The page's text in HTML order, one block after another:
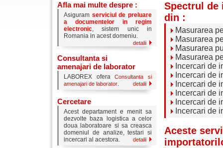
Afla mai multe despre :
Asiguram serviciul de preluare
a documentelor in regim
electronic, sistem unic in
Romania in acest domeniu.
detalii
Consultanta si
amenajari de laborator
LABOREX oferaConsultanta si
amenajari de laborator. detalii
Cercetare
Acest departament e menit sa
dezvolte baza logistica a celor
doua laboratoare si sa creasca
domeniul de analize, testari si
incercari al acestora.
detalii
Spectrul de
din :
Masurarea
Masurarea
Masurarea
Masurarea
Incercari de
Incercari de
Incercari de
Incercari de
Incercari de
Incercari de
Aceste